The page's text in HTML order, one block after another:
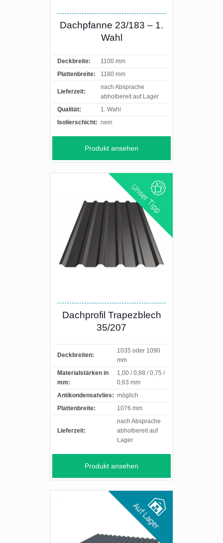
Dachpfanne 23/183 – 1.
Wahl
Deckbreite:
1100 mm
Plattenbreite:
1180 mm
Lieferzeit:
nach Absprache
abholbereit auf Lager
Qualität:
1. Wahl
Isolierschicht: nein
Produkt ansehen
Dachprofil Trapezblech
35/207
Deckbreiten:
1035 oder 1090
mm
Materialstärken in
mm:
1,00 / 0,88 / 0,75 /
0,63 mm
Antikondensatvlies: möglich
Plattenbreite:
1076 mm
Lieferzeit:
nach Absprache
abholbereit auf
Lager
Produkt ansehen